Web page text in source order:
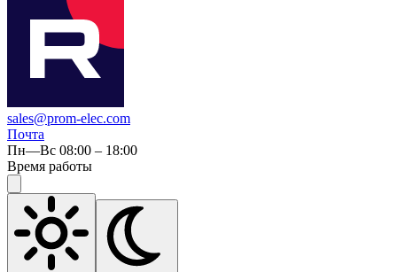
sales@prom-elec.com
Почта
Пн—Вс 08:00 – 18:00
Время работы